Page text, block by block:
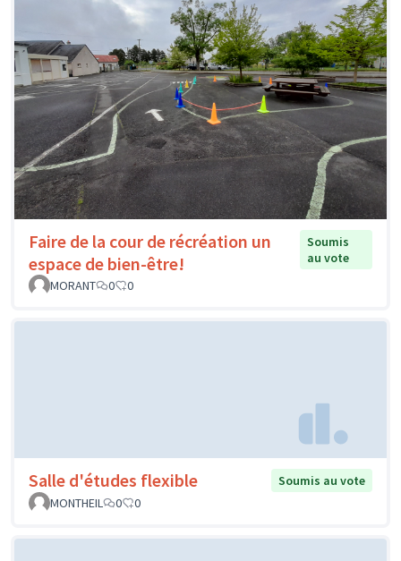
Faire de la cour de récréation un
espace de bien-être!
Soumis
au vote
MORANT
0 0
Salle d'études flexible
Soumis au vote
MONTHEIL
0 0